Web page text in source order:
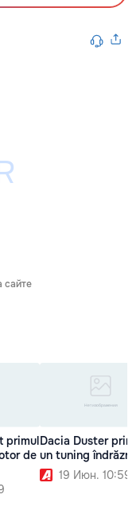
сайте
primul
de
Dacia Duster
un tuning
19 Июн. 10:59